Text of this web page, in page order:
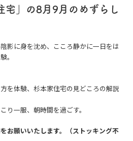
宅」の8月9月のめずらし
影に身を沈め、こころ静かに一日をは
。
を体験、杉本家住宅の見どころの解説
り一服、朝時間を過ごす。
お願いいたします。（ストッキング不